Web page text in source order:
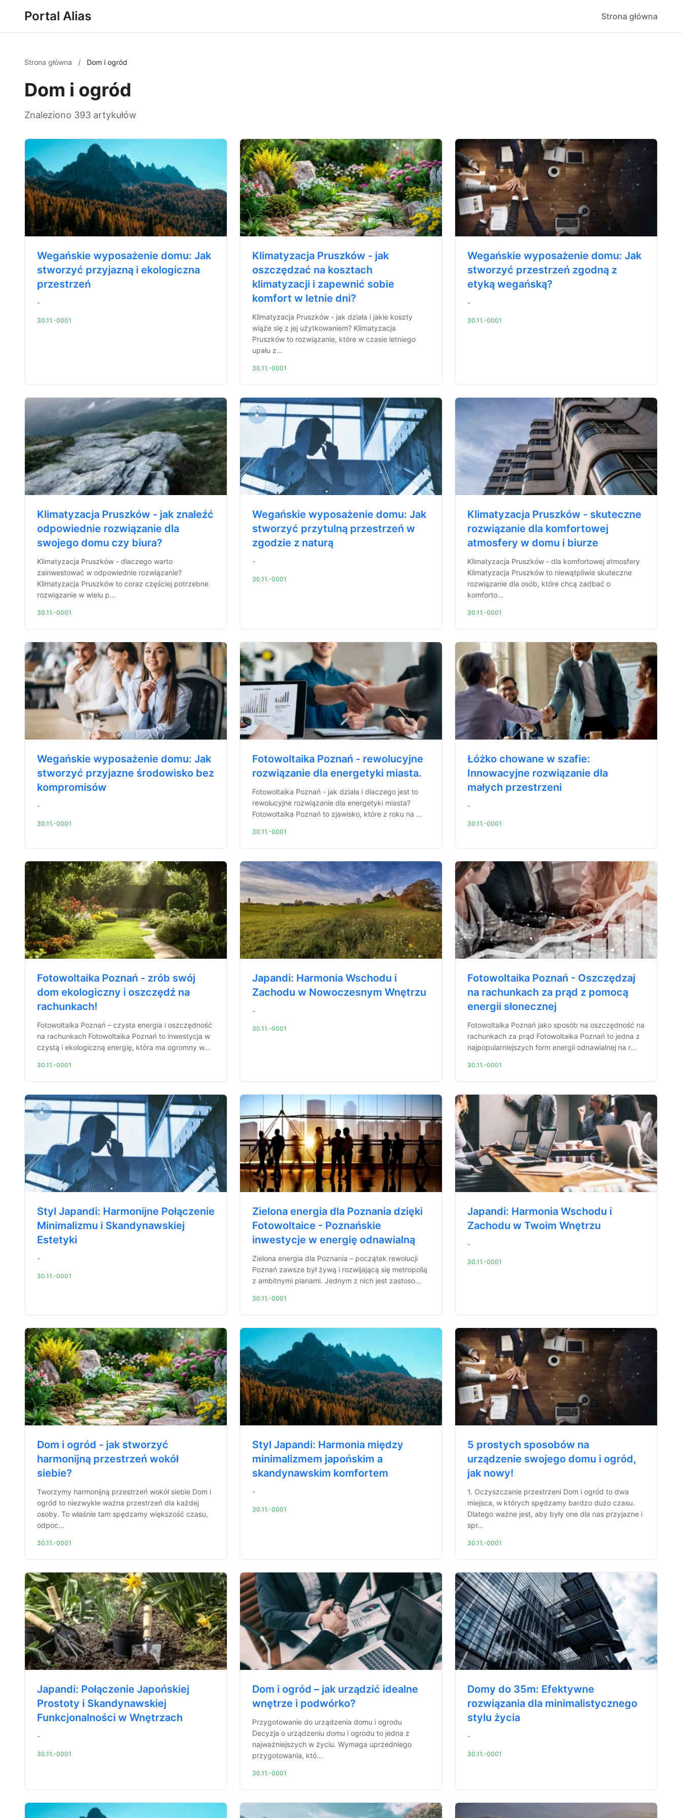
Portal Alias Strona główna
Strona główna / Dom i ogród
Dom i ogród
Znaleziono 393 artykułów
Wegańskie wyposażenie domu: Jak
stworzyć przyjazną i ekologiczna
przestrzeń
-
30.11.-0001
Klimatyzacja Pruszków - jak
oszczędzać na kosztach
klimatyzacji i zapewnić sobie
komfort w letnie dni?
Klimatyzacja Pruszków - jak działa i jakie koszty
wiąże się z jej użytkowaniem? Klimatyzacja
Pruszków to rozwiązanie, które w czasie letniego
upału z...
30.11.-0001
Wegańskie wyposażenie domu: Jak
stworzyć przestrzeń zgodną z
etyką wegańską?
-
30.11.-0001
Klimatyzacja Pruszków - jak znaleźć
odpowiednie rozwiązanie dla
swojego domu czy biura?
Klimatyzacja Pruszków - dlaczego warto
zainwestować w odpowiednie rozwiązanie?
Klimatyzacja Pruszków to coraz częściej potrzebne
rozwiązanie w wielu p...
30.11.-0001
Wegańskie wyposażenie domu: Jak
stworzyć przytulną przestrzeń w
zgodzie z naturą
-
30.11.-0001
Klimatyzacja Pruszków - skuteczne
rozwiązanie dla komfortowej
atmosfery w domu i biurze
Klimatyzacja Pruszków - dla komfortowej atmosfery
Klimatyzacja Pruszków to niewątpliwie skuteczne
rozwiązanie dla osób, które chcą zadbać o
komforto...
30.11.-0001
Wegańskie wyposażenie domu: Jak
stworzyć przyjazne środowisko bez
kompromisów
-
30.11.-0001
Fotowoltaika Poznań - rewolucyjne
rozwiązanie dla energetyki miasta.
Fotowoltaika Poznań - jak działa i dlaczego jest to
rewolucyjne rozwiązanie dla energetyki miasta?
Fotowoltaika Poznań to zjawisko, które z roku na ...
30.11.-0001
Łóżko chowane w szafie:
Innowacyjne rozwiązanie dla
małych przestrzeni
-
30.11.-0001
Fotowoltaika Poznań - zrób swój
dom ekologiczny i oszczędź na
rachunkach!
Fotowoltaika Poznań – czysta energia i oszczędność
na rachunkach Fotowoltaika Poznań to inwestycja w
czystą i ekologiczną energię, która ma ogromny w...
30.11.-0001
Japandi: Harmonia Wschodu i
Zachodu w Nowoczesnym Wnętrzu
-
30.11.-0001
Fotowoltaika Poznań - Oszczędzaj
na rachunkach za prąd z pomocą
energii słonecznej
Fotowoltaika Poznań jako sposób na oszczędność na
rachunkach za prąd Fotowoltaika Poznań to jedna z
najpopularniejszych form energii odnawialnej na r...
30.11.-0001
Styl Japandi: Harmonijne Połączenie
Minimalizmu i Skandynawskiej
Estetyki
-
30.11.-0001
Zielona energia dla Poznania dzięki
Fotowoltaice - Poznańskie
inwestycje w energię odnawialną
Zielona energia dla Poznania – początek rewolucji
Poznań zawsze był żywą i rozwijającą się metropolią
z ambitnymi planami. Jednym z nich jest zastoso...
30.11.-0001
Japandi: Harmonia Wschodu i
Zachodu w Twoim Wnętrzu
-
30.11.-0001
Dom i ogród - jak stworzyć
harmonijną przestrzeń wokół
siebie?
Tworzymy harmonijną przestrzeń wokół siebie Dom i
ogród to niezwykle ważna przestrzeń dla każdej
osoby. To właśnie tam spędzamy większość czasu,
odpoc...
30.11.-0001
Styl Japandi: Harmonia między
minimalizmem japońskim a
skandynawskim komfortem
-
30.11.-0001
5 prostych sposobów na
urządzenie swojego domu i ogród,
jak nowy!
1. Oczyszczanie przestrzeni Dom i ogród to dwa
miejsca, w których spędzamy bardzo dużo czasu.
Dlatego ważne jest, aby były one dla nas przyjazne i
spr...
30.11.-0001
Japandi: Połączenie Japońskiej
Prostoty i Skandynawskiej
Funkcjonalności w Wnętrzach
-
30.11.-0001
Dom i ogród – jak urządzić idealne
wnętrze i podwórko?
Przygotowanie do urządzenia domu i ogrodu
Decyzja o urządzeniu domu i ogrodu to jedna z
najważniejszych w życiu. Wymaga uprzedniego
przygotowania, któ...
30.11.-0001
Domy do 35m: Efektywne
rozwiązania dla minimalistycznego
stylu życia
-
30.11.-0001